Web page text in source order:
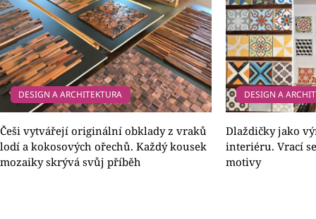
DESIGN A ARCHITEKTURA
Češi vytvářejí originální obklady z vraků
lodí a kokosových ořechů. Každý kousek
mozaiky skrývá svůj příběh
DESIGN A
Dlaždičky jako
interiéru. Vrací
motivy